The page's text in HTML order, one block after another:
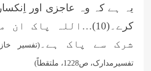
یہ ہے کہ وہ عاجزی اور
کرے۔(10)…اللہ پاک
ان
شرک سے پاک ہے۔ (تفسیر
تفسیرمدارک، ص1228، ملتقطاً)